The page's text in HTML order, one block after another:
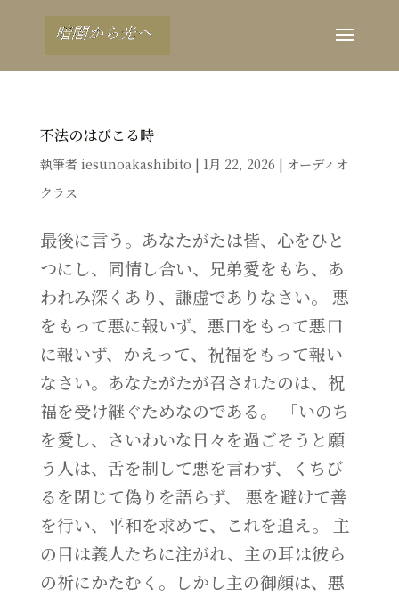
不法のはびこる時
執筆者 iesunoakashibito | 1月 22, 2026 | オーディオ
クラス
最後に言う。あなたがたは皆、心をひと
つにし、同情し合い、兄弟愛をもち、あ
われみ深くあり、謙虚でありなさい。 悪
をもって悪に報いず、悪口をもって悪口
に報いず、かえって、祝福をもって報い
なさい。あなたがたが召されたのは、祝
福を受け継ぐためなのである。 「いのち
を愛し、さいわいな日々を過ごそうと願
う人は、舌を制して悪を言わず、くちび
るを閉じて偽りを語らず、 悪を避けて善
を行い、平和を求めて、これを追え。 主
の目は義人たちに注がれ、主の耳は彼ら
の祈にかたむく。しかし主の御顔は、悪